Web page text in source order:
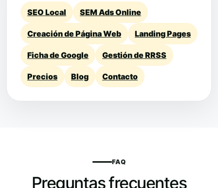
SEO Local SEM Ads Online
Creación de Página Web Landing Pages
Ficha de Google Gestión de RRSS
Precios Blog Contacto
FAQ
Preguntas frecuentes